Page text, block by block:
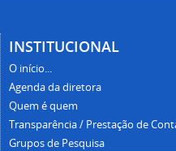
INSTITUCIONAL
O início...
Agenda da diretora
Quem é quem
Transparência / Prestação de
Grupos de Pesquisa